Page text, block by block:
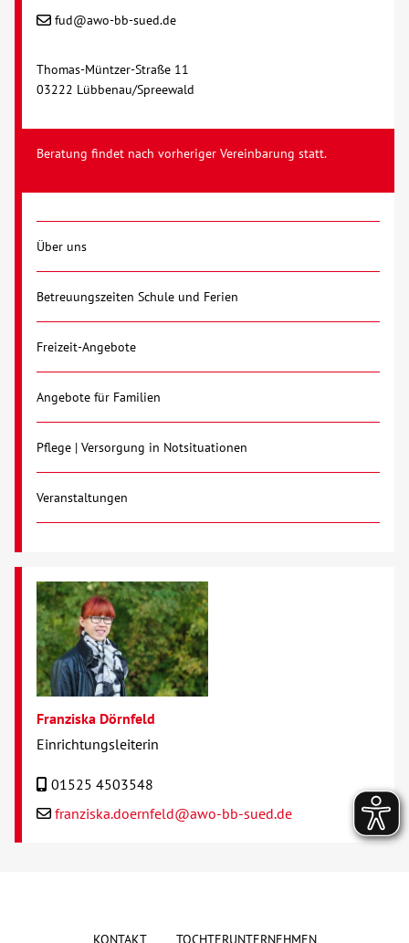
fud@awo-bb-sued.de
Thomas-Müntzer-Straße 11
03222 Lübbenau/Spreewald
Beratung findet nach vorheriger Vereinbarung statt.
Über uns
Betreuungszeiten Schule und Ferien
Freizeit-Angebote
Angebote für Familien
Pflege | Versorgung in Notsituationen
Veranstaltungen
Franziska Dörnfeld
Einrichtungsleiterin
01525 4503548
franziska.doernfeld@awo-bb-sued.de
KONTAKT TOCHTERUNTERNEHMEN